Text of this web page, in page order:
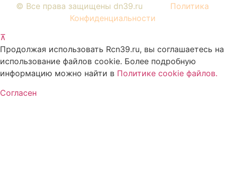
© Все права защищены dn39.ru Политика
Конфиденциальности
⊼
Продолжая использовать Rcn39.ru, вы соглашаетесь на
использование файлов cookie. Более подробную
информацию можно найти в Политике cookie файлов.
Согласен